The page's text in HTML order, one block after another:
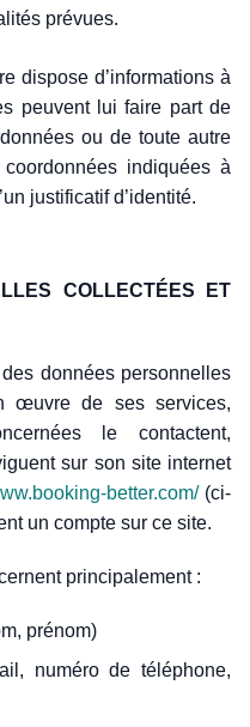
prévues.
dispose d’informations à
peuvent lui faire part de
ou de toute autre
indiquées à
justificatif d’identité.
COLLECTÉES ET
données personnelles
œuvre de ses services,
le contactent,
sur son site internet
better.com/(ci-
un compte sur ce site.
principalement :
prénom)
numéro de téléphone,